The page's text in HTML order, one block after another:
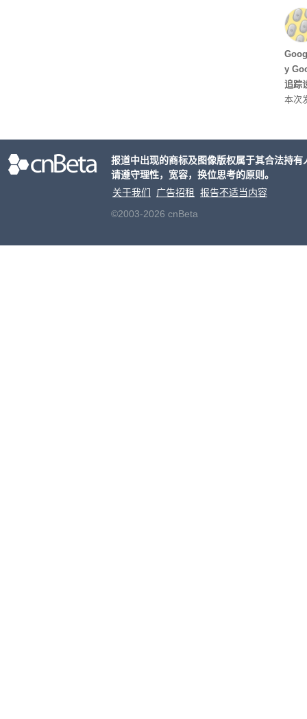
型
ss
y
追踪
本次
摩托
报道中出现的商标及图像版权属于其合法持
请遵守理性，宽容，换位思考的原则。
关于我们
广告招租
报告不适当内容
©2003-2026 cnBeta